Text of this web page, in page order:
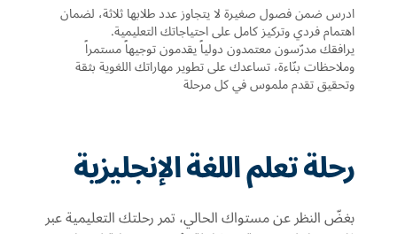
ادرس ضمن فصول صغيرة لا يتجاوز عدد طلابها ثلاثة، لضمان
اهتمام فردي وتركيز كامل على احتياجاتك التعليمية.
يرافقك مدرّسون معتمدون دولياً يقدمون توجيهاً مستمراً
وملاحظات بنّاءة، تساعدك على تطوير مهاراتك اللغوية بثقة
وتحقيق تقدم ملموس في كل مرحلة
رحلة تعلم اللغة الإنجليزية
بغضّ النظر عن مستواك الحالي، تمر رحلتك التعليمية عبر